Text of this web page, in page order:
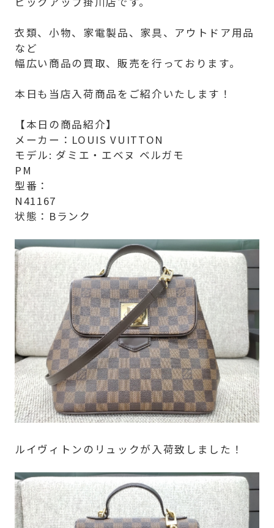
衣類、小物、家電製品、家具、アウトドア用品
など
幅広い商品の買取、販売を行っております。
本日も当店入荷商品をご紹介いたします！
【本日の商品紹介】
メーカー：LOUIS VUITTON
モデル: ダミエ・エベヌ ベルガモ
PM
型番：
N41167
状態：Bランク
ルイヴィトンのリュックが入荷致しました！